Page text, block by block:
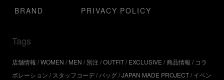
BRAND
PRIVACY POLICY
Tags
店舗情報 WOMEN MEN 別注 OUTFIT EXCLUSIVE 商品情報
コラ
ボレーション
スタッフコーデ バッグ JAPAN MADE PROJECT イベン